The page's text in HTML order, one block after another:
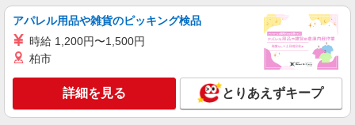
キープ 詳細を見る
パート 職業紹介
調剤薬局（東京都板橋区）【アイデムエージェント薬剤師】
（JOB026009）
薬剤師（職業紹介・パート）
◇正社員／月給：32万円 〜 ◇パート／時給：
アパレル用品や雑貨のピッキング検品
時給 1,200円〜1,500円
柏市
詳細を見る とりあえずキープ